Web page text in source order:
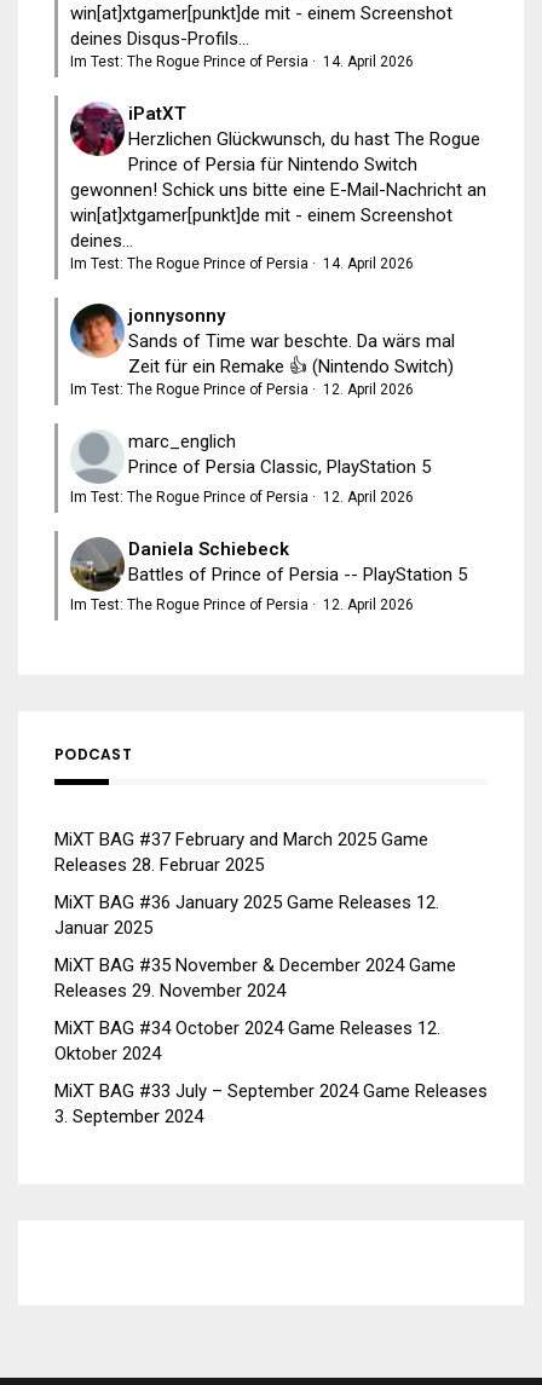
win[at]xtgamer[punkt]de mit - einem Screenshot
deines Disqus-Profils...
Im Test: The Rogue Prince of Persia · 14. April 2026
iPatXT
Herzlichen Glückwunsch, du hast The Rogue
Prince of Persia für Nintendo Switch
gewonnen! Schick uns bitte eine E-Mail-Nachricht an
win[at]xtgamer[punkt]de mit - einem Screenshot
deines...
Im Test: The Rogue Prince of Persia · 14. April 2026
jonnysonny
Sands of Time war beschte. Da wärs mal
Zeit für ein Remake 👍 (Nintendo Switch)
Im Test: The Rogue Prince of Persia · 12. April 2026
marc_englich
Prince of Persia Classic, PlayStation 5
Im Test: The Rogue Prince of Persia · 12. April 2026
Daniela Schiebeck
Battles of Prince of Persia -- PlayStation 5
Im Test: The Rogue Prince of Persia · 12. April 2026
PODCAST
MiXT BAG #37 February and March 2025 Game
Releases 28. Februar 2025
MiXT BAG #36 January 2025 Game Releases 12.
Januar 2025
MiXT BAG #35 November & December 2024 Game
Releases 29. November 2024
MiXT BAG #34 October 2024 Game Releases 12.
Oktober 2024
MiXT BAG #33 July – September 2024 Game Releases
3. September 2024